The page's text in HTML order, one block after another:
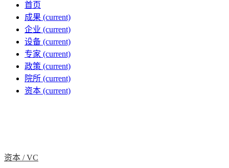
首页
成果 (current)
企业 (current)
设备 (current)
专家 (current)
政策 (current)
院所 (current)
资本 (current)
资本 /VC